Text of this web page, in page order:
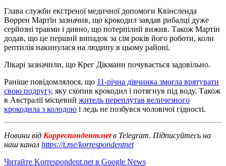
Глава служби екстреної медичної допомоги Квінсленда
Воррен Мартін зазначив, що крокодил завдав рибалці дуже
серйозні травми і дивно, що потерпілий вижив. Також Мартін
додав, що це перший випадок за сім років його роботи, коли
рептилія накинулася на людину в цьому районі.
Лікарі зазначили, що Крег Дікманн почувається задовільно.
Раніше повідомлялося, що 11-річна дівчинка змогла врятувати
свою подругу, яку схопив крокодил і потягнув під воду. Також
в Австралії місцевий житель переплутав величезного
крокодила з колодою і ледь не позбувся чоловічої гідності.
Новини від Корреспондент.netв Telegram. Підписуйтесь на
наш канал https://t.me/korrespondentnet
Читайте Korrespondent.net в Google News